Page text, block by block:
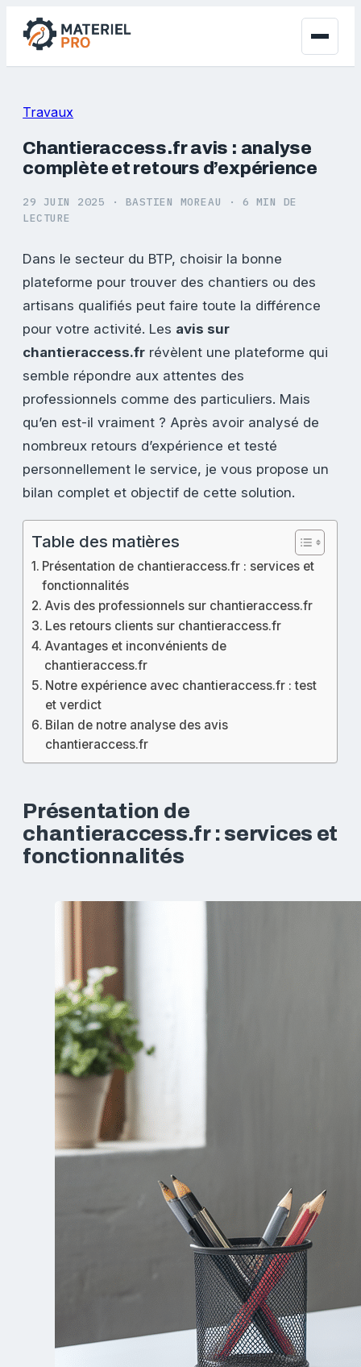
Travaux
Chantieraccess.fr avis : analyse
complète et retours d’expérience
29 JUIN 2025 · BASTIEN MOREAU ·
6 MIN DE
LECTURE
Dans le secteur du BTP, choisir la bonne
plateforme pour trouver des chantiers ou des
artisans qualifiés peut faire toute la différence
pour votre activité. Les avis sur
chantieraccess.fr révèlent une plateforme qui
semble répondre aux attentes des
professionnels comme des particuliers. Mais
qu’en est-il vraiment ? Après avoir analysé de
nombreux retours d’expérience et testé
personnellement le service, je vous propose un
bilan complet et objectif de cette solution.
Table des matières
Présentation de chantieraccess.fr : services et
fonctionnalités
Avis des professionnels sur chantieraccess.fr
Les retours clients sur chantieraccess.fr
Avantages et inconvénients de
chantieraccess.fr
Notre expérience avec chantieraccess.fr : test
et verdict
Bilan de notre analyse des avis
chantieraccess.fr
Présentation de
chantieraccess.fr : services et
fonctionnalités